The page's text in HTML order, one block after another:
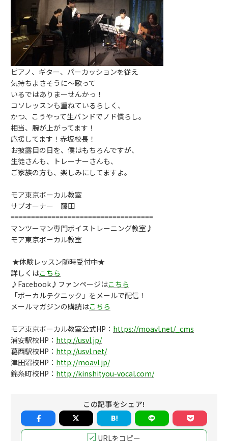
ピアノ、ギター、パーカッションを従え
気持ちよさそうに～歌って
いるではありまーせんかっ！
コソレッスンも重ねているらしく、
かつ、こうやって生バンドでノド慣らし。
相当、腕が上がってます！
応援してます！赤坂校長！
お披露目の日を、僕はもちろんですが、
生徒さんも、トレーナーさんも、
ご家族の方も、楽しみにしてますよ。
モア東京ボーカル教室
サブオーナー 藤田
===================================
マンツーマン専門ボイストレーニング教室♪
モア東京ボーカル教室
★体験レッスン随時受付中★
詳しくはこちら
♪Facebook♪ファンページはこちら
「ボーカルテクニック」をメールで配信！
メールマガジンの購読はこちら
モア東京ボーカル教室公式HP： https://moavl.net/_cms
浦安駅校HP： http://usvl.jp/
葛西駅校HP： http://usvl.net/
津田沼校HP： http://moavl.jp/
錦糸町校HP： http://kinshityou-vocal.com/
この記事をシェア!
URLをコピー